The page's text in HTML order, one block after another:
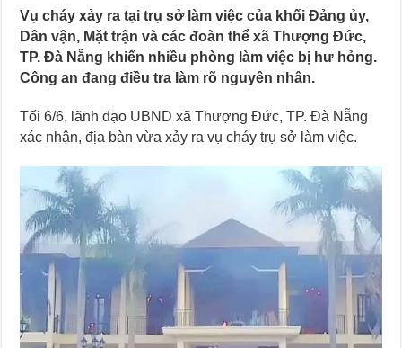
Vụ cháy xảy ra tại trụ sở làm việc của khối Đảng ủy,
Dân vận, Mặt trận và các đoàn thể xã Thượng Đức,
TP. Đà Nẵng khiến nhiều phòng làm việc bị hư hỏng.
Công an đang điều tra làm rõ nguyên nhân.
Tối 6/6, lãnh đạo UBND xã Thượng Đức, TP. Đà Nẵng
xác nhận, địa bàn vừa xảy ra vụ cháy trụ sở làm việc.